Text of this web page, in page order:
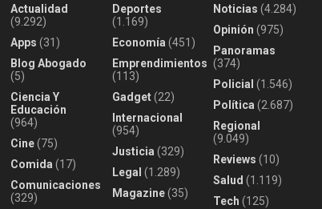
Actualidad
(9.292)
Apps (31)
Blog Abogado
(5)
Ciencia Y
Educación
(964)
Cine(75)
Comida (17)
Comunicaciones
(329)
Deportes
(1.169)
Economía (451)
Emprendimientos
(113)
Gadget(22)
Internacional
(954)
Justicia (329)
Legal (1.289)
Magazine(35)
Noticias (4.284)
Opinión (975)
Panoramas
(374)
Policial (1.546)
Política (2.687)
Regional
(9.049)
Reviews (10)
Salud (1.119)
Tech (125)